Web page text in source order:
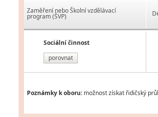
Zaměření nebo Školní vzdělávací
program (ŠVP)
Sociální činnost
porovnat
Poznámky k oboru: možnost získat řidičský